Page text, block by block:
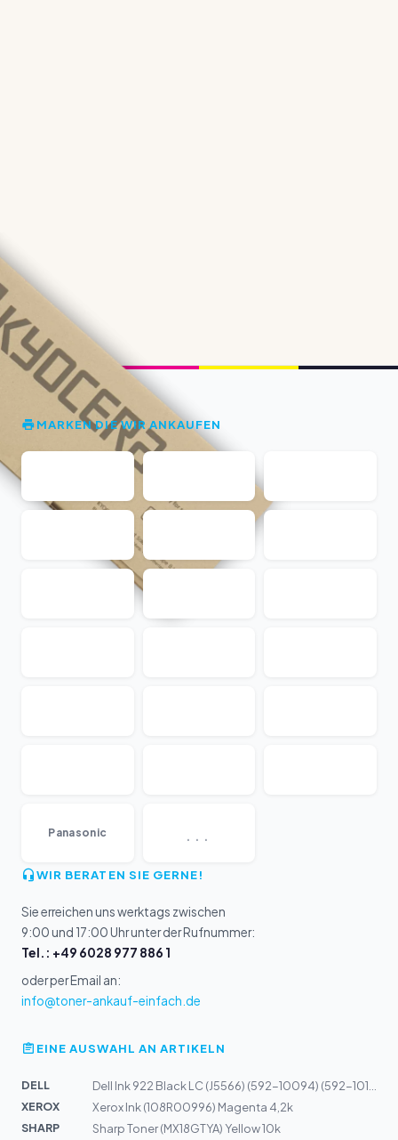
MARKEN DIE WIR ANKAUFEN
Panasonic
WIR BERATEN SIE GERNE!
Sie erreichen uns werktags zwischen
9:00 und 17:00 Uhr unter der Rufnummer:
Tel.: +49 6028 977 886 1
oder per Email an:
info@toner-ankauf-einfach.de
EINE AUSWAHL AN ARTIKELN
DELL
XEROX
Xerox Ink (108R00996) Magenta 4,2k
SHARP
Sharp Toner (MX18GTYA) Yellow 10k